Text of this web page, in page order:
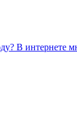
В интернете